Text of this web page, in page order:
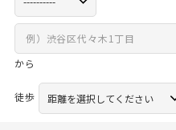
から
徒歩